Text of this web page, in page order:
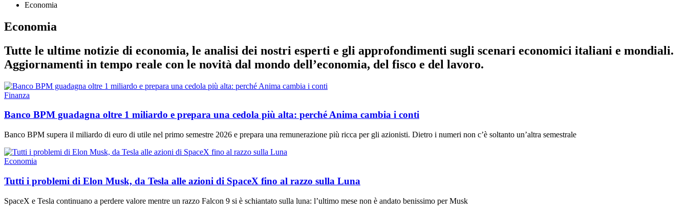
Economia
Economia
Tutte le ultime notizie di economia, le analisi dei nostri esperti e gli approfondimenti sugli scenari economici italiani e mondiali.
Aggiornamenti in tempo reale con le novità dal mondo dell’economia, del fisco e del lavoro.
Finanza
Banco BPM guadagna oltre 1 miliardo e prepara una cedola più alta: perché Anima cambia i conti
Banco BPM supera il miliardo di euro di utile nel primo semestre 2026 e prepara una remunerazione più ricca per gli azionisti. Dietro i numeri non c’è soltanto un’altra semestrale
Economia
Tutti i problemi di Elon Musk, da Tesla alle azioni di SpaceX fino al razzo sulla Luna
SpaceX e Tesla continuano a perdere valore mentre un razzo Falcon 9 si è schiantato sulla luna: l’ultimo mese non è andato benissimo per Musk